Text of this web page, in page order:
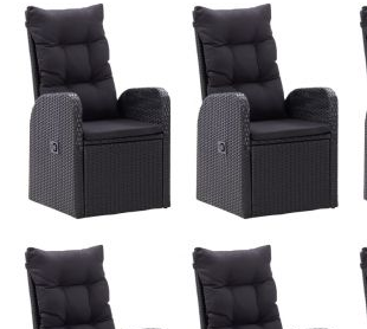
Добавете продукта в количката си с
количката" и при поръчка ще можете
вноски на кредита.
Acest tabel are caracter informativ.
coșul de cumpărături unde veți putea
cererii de creditare.
Предоставената таблица е с
Добавете продукта в количката си с
количката" и при поръчка ще можете
вноски на кредита.
Предоставената таблица е с